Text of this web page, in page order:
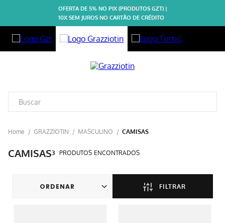
OFERTA DE 5% NO PIX (PRODUTOS GZT) |
10X SEM JUROS NO CARTÃO DE CRÉDITO
GRAZZIOTIN MASCULINO CAMISAS
CAMISAS3 PRODUTOS
FILTRAR